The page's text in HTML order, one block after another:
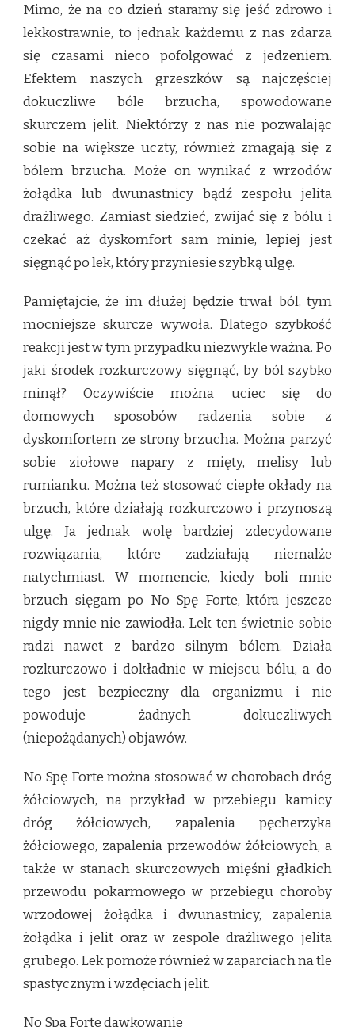
Mimo, że na co dzień staramy się jeść zdrowo i
lekkostrawnie, to jednak każdemu z nas zdarza
się czasami nieco pofolgować z jedzeniem.
Efektem naszych grzeszków są najczęściej
dokuczliwe bóle brzucha, spowodowane
skurczem jelit. Niektórzy z nas nie pozwalając
sobie na większe uczty, również zmagają się z
bólem brzucha. Może on wynikać z wrzodów
żołądka lub dwunastnicy bądź zespołu jelita
drażliwego. Zamiast siedzieć, zwijać się z bólu i
czekać aż dyskomfort sam minie, lepiej jest
sięgnąć po lek, który przyniesie szybką ulgę.
Pamiętajcie, że im dłużej będzie trwał ból, tym
mocniejsze skurcze wywoła. Dlatego szybkość
reakcji jest w tym przypadku niezwykle ważna. Po
jaki środek rozkurczowy sięgnąć, by ból szybko
minął? Oczywiście można uciec się do
domowych sposobów radzenia sobie z
dyskomfortem ze strony brzucha. Można parzyć
sobie ziołowe napary z mięty, melisy lub
rumianku. Można też stosować ciepłe okłady na
brzuch, które działają rozkurczowo i przynoszą
ulgę. Ja jednak wolę bardziej zdecydowane
rozwiązania, które zadziałają niemalże
natychmiast. W momencie, kiedy boli mnie
brzuch sięgam po No Spę Forte, która jeszcze
nigdy mnie nie zawiodła. Lek ten świetnie sobie
radzi nawet z bardzo silnym bólem. Działa
rozkurczowo i dokładnie w miejscu bólu, a do
tego jest bezpieczny dla organizmu i nie
powoduje żadnych dokuczliwych
(niepożądanych) objawów.
No Spę Forte można stosować w chorobach dróg
żółciowych, na przykład w przebiegu kamicy
dróg żółciowych, zapalenia pęcherzyka
żółciowego, zapalenia przewodów żółciowych, a
także w stanach skurczowych mięśni gładkich
przewodu pokarmowego w przebiegu choroby
wrzodowej żołądka i dwunastnicy, zapalenia
żołądka i jelit oraz w zespole drażliwego jelita
grubego. Lek pomoże również w zaparciach na tle
spastycznym i wzdęciach jelit.
No Spa Forte dawkowanie